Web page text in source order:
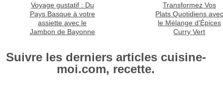
Voyage gustatif : Du
Pays Basque à votre
assiette avec le
Jambon de Bayonne
Transformez Vos
Plats Quotidiens avec
le Mélange d'Épices
Curry Vert
Suivre les derniers articles cuisine-
moi.com, recette.